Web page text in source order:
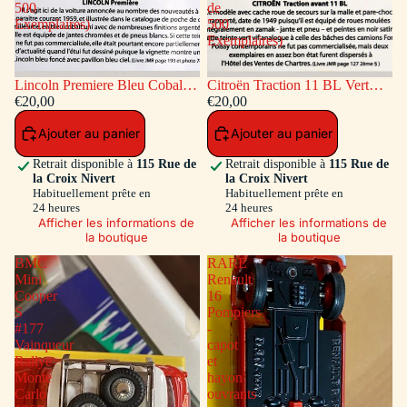
500
Exemplaires)
Lincoln Premiere Bleu Cobalt
(Série de 500 Exemplaires)
€20,00
Ajouter au panier
Retrait disponible à 115 Rue de
la Croix Nivert
Habituellement prête en
24 heures
Afficher les informations de
la boutique
de
500
Exemplaires)
Citroën Traction 11 BL Vert
(Série de 500 Exemplaires)
€20,00
Ajouter au panier
Retrait disponible à 115 Rue de
la Croix Nivert
Habituellement prête en
24 heures
Afficher les informations de
la boutique
BMC
Mini
Cooper
S
#177
Vainqueur
Rallye
Monte
Carlo
RARE
Renault
16
Pompiers
-
capot
et
hayon
ouvrants